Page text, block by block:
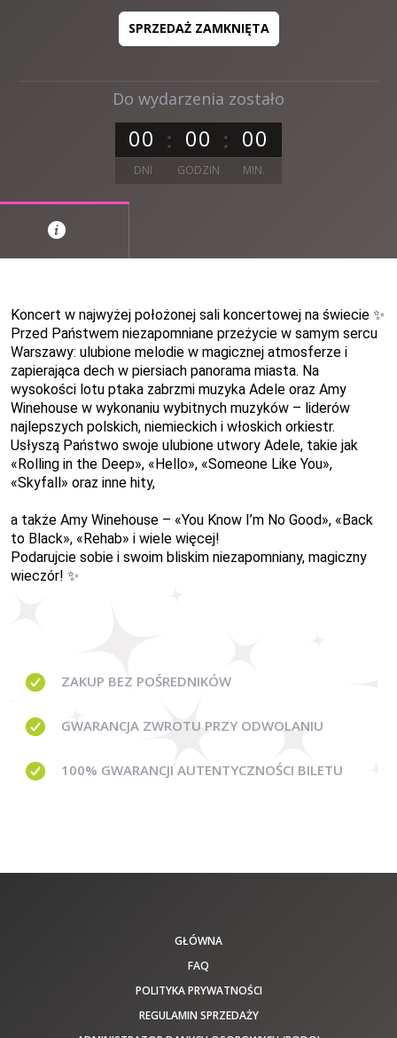
Do wydarzenia zostało
00 00 00
DNI GODZIN MIN.
SPRZEDAŻ ZAMKNIĘTA
Koncert w najwyżej położonej sali koncertowej na świecie ✨
Przed Państwem niezapomniane przeżycie w samym sercu
Warszawy: ulubione melodie w magicznej atmosferze i
zapierająca dech w piersiach panorama miasta. Na
wysokości lotu ptaka zabrzmi muzyka Adele oraz Amy
Winehouse w wykonaniu wybitnych muzyków – liderów
najlepszych polskich, niemieckich i włoskich orkiestr.
Usłyszą Państwo swoje ulubione utwory Adele, takie jak
« Rolling in the Deep», « Hello», «Someone Like You»,
«Skyfall » oraz inne hity,
a także Amy Winehouse – «You Know I’m No Good», « Back
to Black», « Rehab» i wiele więcej!
Podarujcie sobie i swoim bliskim niezapomniany, magiczny
wieczór! ✨
ZAKUP BEZ POŚREDNIKÓW
GWARANCJA ZWROTU PRZY ODWOLANIU
100% GWARANCJI AUTENTYCZNOŚCI BILETU
GŁÓWNA
FAQ
POLITYKA PRYWATNOŚCI
REGULAMIN SPRZEDAŻY